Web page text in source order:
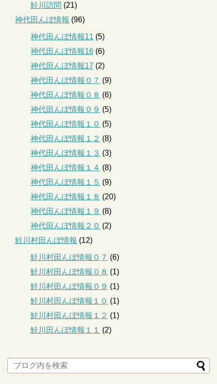
鮭川訪問 (21)
神代田んぼ情報 (96)
神代田んぼ情報11 (5)
神代田んぼ情報16 (6)
神代田んぼ情報17 (2)
神代田んぼ情報０７ (9)
神代田んぼ情報０８ (6)
神代田んぼ情報０９ (5)
神代田んぼ情報１０ (5)
神代田んぼ情報１２ (8)
神代田んぼ情報１３ (3)
神代田んぼ情報１４ (8)
神代田んぼ情報１５ (9)
神代田んぼ情報１８ (20)
神代田んぼ情報１９ (8)
神代田んぼ情報２０ (2)
鮭川村田んぼ情報 (12)
鮭川村田んぼ情報０７ (6)
鮭川村田んぼ情報０８ (1)
鮭川村田んぼ情報０９ (1)
鮭川村田んぼ情報１０ (1)
鮭川村田んぼ情報１２ (1)
鮭川田んぼ情報１１
(2)